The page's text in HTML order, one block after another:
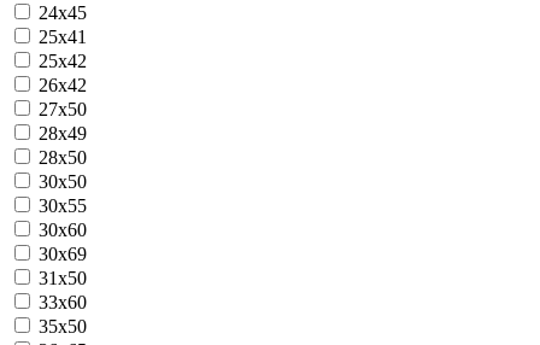
24x45
25x41
25x42
26x42
27x50
28x49
28x50
30x50
30x55
30x60
30x69
31x50
33x60
35x50